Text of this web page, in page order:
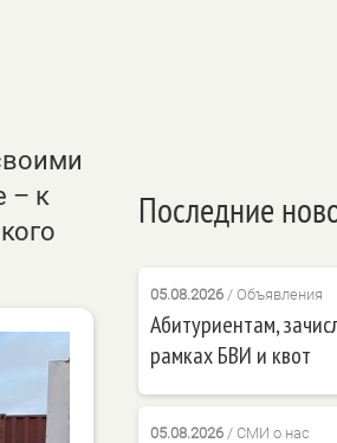
– к
Последние
05.08.2026/ Объявления
Абитуриентам,
рамках БВИ и квот
05.08.2026/ СМИ о нас